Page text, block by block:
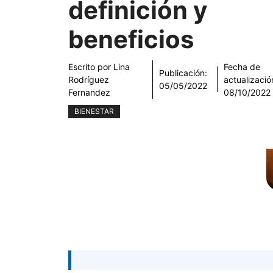
definición y
beneficios
Escrito por Lina
Rodríguez
Fernandez
Publicación:
05/05/2022
Fecha de
08/10/2022
BIENESTAR